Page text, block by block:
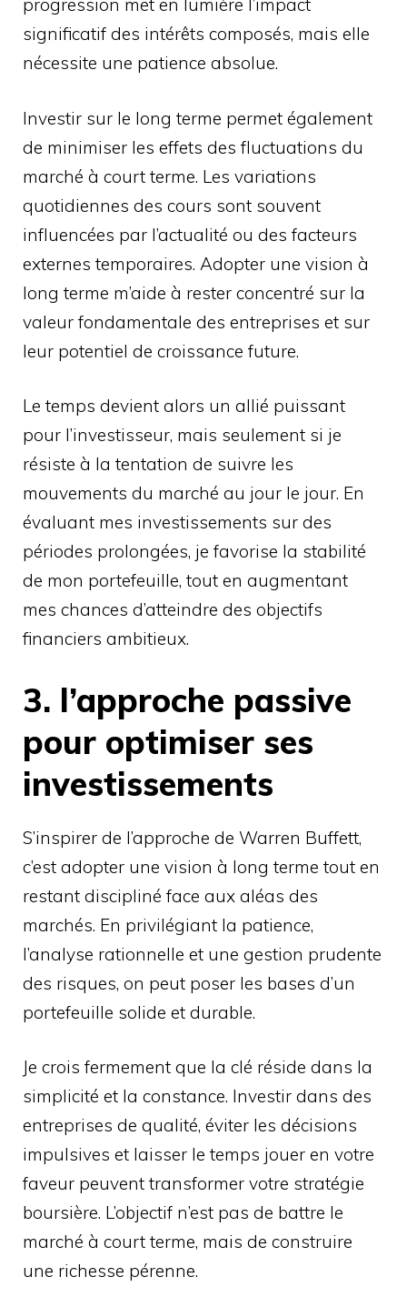
progression met en lumière l’impact
significatif des intérêts composés, mais elle
nécessite une patience absolue.
Investir sur le long terme permet également
de minimiser les effets des fluctuations du
marché à court terme. Les variations
quotidiennes des cours sont souvent
influencées par l’actualité ou des facteurs
externes temporaires. Adopter une vision à
long terme m’aide à rester concentré sur la
valeur fondamentale des entreprises et sur
leur potentiel de croissance future.
Le temps devient alors un allié puissant
pour l’investisseur, mais seulement si je
résiste à la tentation de suivre les
mouvements du marché au jour le jour. En
évaluant mes investissements sur des
périodes prolongées, je favorise la stabilité
de mon portefeuille, tout en augmentant
mes chances d’atteindre des objectifs
financiers ambitieux.
3. l’approche passive
pour optimiser ses
investissements
S’inspirer de l’approche de Warren Buffett,
c’est adopter une vision à long terme tout en
restant discipliné face aux aléas des
marchés. En privilégiant la patience,
l’analyse rationnelle et une gestion prudente
des risques, on peut poser les bases d’un
portefeuille solide et durable.
Je crois fermement que la clé réside dans la
simplicité et la constance. Investir dans des
entreprises de qualité, éviter les décisions
impulsives et laisser le temps jouer en votre
faveur peuvent transformer votre stratégie
boursière. L’objectif n’est pas de battre le
marché à court terme, mais de construire
une richesse pérenne.